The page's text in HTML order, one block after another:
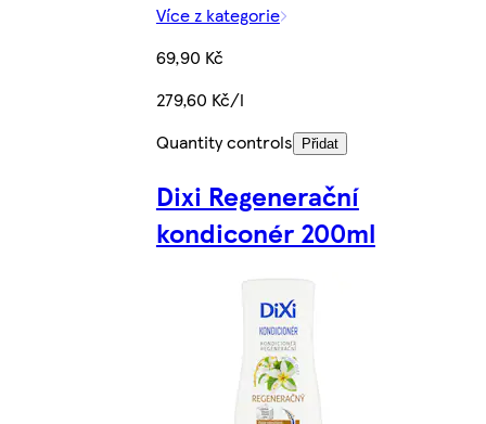
Více z kategorie
69,90 Kč
279,60 Kč/l
Quantity controls
Přidat
Dixi Regenerační
kondiconér 200ml